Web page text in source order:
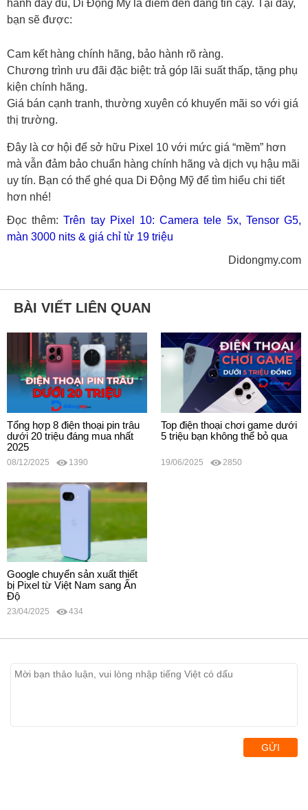
hành đầy đủ, Di Động Mỹ là điểm đến đáng tin cậy. Tại đây,
bạn sẽ được:
Cam kết hàng chính hãng, bảo hành rõ ràng.
Chương trình ưu đãi đặc biệt: trả góp lãi suất thấp, tặng phụ
kiện chính hãng.
Giá bán cạnh tranh, thường xuyên có khuyến mãi so với giá
thị trường.
Đây là cơ hội để sở hữu Pixel 10 với mức giá “mềm” hơn
mà vẫn đảm bảo chuẩn hàng chính hãng và dịch vụ hậu mãi
uy tín. Bạn có thể ghé qua Di Động Mỹ để tìm hiểu chi tiết
hơn nhé!
Đọc thêm:Trên tay Pixel 10: Camera tele 5x, Tensor G5,
màn 3000 nits & giá chỉ từ 19 triệu
Didongmy.com
BÀI VIẾT LIÊN QUAN
Tổng hợp 8 điện thoại pin trâu
dưới 20 triệu đáng mua nhất
2025
08/12/2025 1390
Top điện thoại chơi game dưới
5 triệu bạn không thể bỏ qua
19/06/2025 2850
Google chuyển sản xuất thiết
bị Pixel từ Việt Nam sang Ấn
Độ
23/04/2025 434
GỬI